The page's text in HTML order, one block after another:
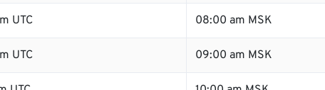
UTC 08:00 am MSK
UTC 09:00 am MSK